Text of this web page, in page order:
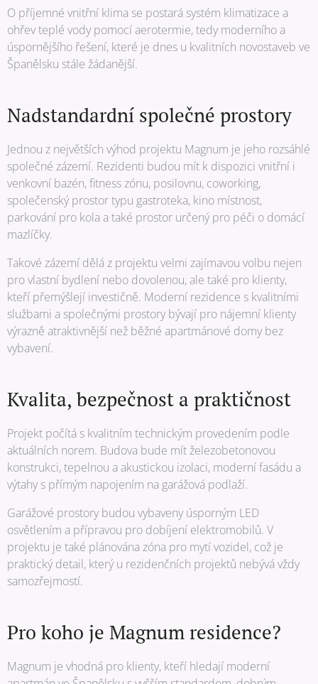
O příjemné vnitřní klima se postará systém klimatizace a
ohřev teplé vody pomocí aerotermie, tedy moderního a
úspornějšího řešení, které je dnes u kvalitních novostaveb ve
Španělsku stále žádanější.
Nadstandardní společné prostory
Jednou z největších výhod projektu Magnum je jeho rozsáhlé
společné zázemí. Rezidenti budou mít k dispozici vnitřní i
venkovní bazén, fitness zónu, posilovnu, coworking,
společenský prostor typu gastroteka, kino místnost,
parkování pro kola a také prostor určený pro péči o domácí
mazlíčky.
Takové zázemí dělá z projektu velmi zajímavou volbu nejen
pro vlastní bydlení nebo dovolenou, ale také pro klienty,
kteří přemýšlejí investičně. Moderní rezidence s kvalitními
službami a společnými prostory bývají pro nájemní klienty
výrazně atraktivnější než běžné apartmánové domy bez
vybavení.
Kvalita, bezpečnost a praktičnost
Projekt počítá s kvalitním technickým provedením podle
aktuálních norem. Budova bude mít železobetonovou
konstrukci, tepelnou a akustickou izolaci, moderní fasádu a
výtahy s přímým napojením na garážová podlaží.
Garážové prostory budou vybaveny úsporným LED
osvětlením a přípravou pro dobíjení elektromobilů. V
projektu je také plánována zóna pro mytí vozidel, což je
praktický detail, který u rezidenčních projektů nebývá vždy
samozřejmostí.
Pro koho je Magnum residence?
Magnum je vhodná pro klienty, kteří hledají moderní